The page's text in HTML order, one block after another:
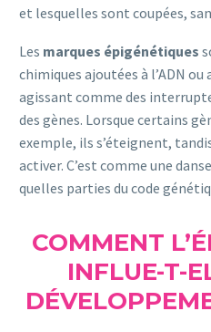
et lesquelles sont coupées,
Les marques épigénétiques
chimiques ajoutées à l’ADN
agissant comme des
des gènes. Lorsque certains
exemple, ils s’éteignent,
activer. C’est comme une
quelles parties du code
COMMENT
INFLUE-T-